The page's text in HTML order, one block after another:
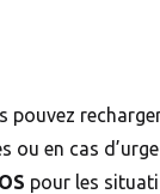
pouvez
en cas
pour les